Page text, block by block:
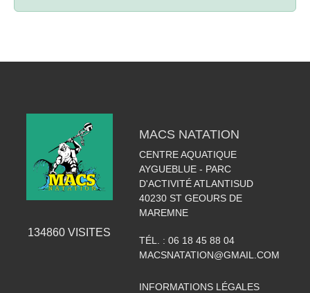
134860 VISITES
MACS NATATION
CENTRE AQUATIQUE
AYGUEBLUE - PARC
D'ACTIVITÉ ATLANTISUD
40230 ST GEOURS DE
MAREMNE
TÉL. : 06 18 45 88 04
MACSNATATION@GMAIL.COM
INFORMATIONS LÉGALES